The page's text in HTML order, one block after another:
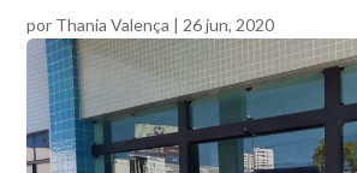
por Thania Valença | 26 jun, 2020